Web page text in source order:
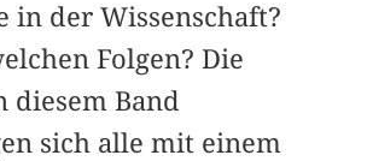
in der Wissenschaft?
Folgen? Die
diesem Band
sich alle mit einem